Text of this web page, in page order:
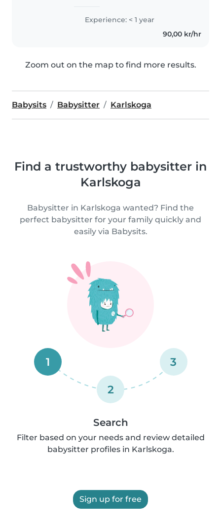
Jag går på gymnasiet på
programmet vård och omsorg 1
året. På fritiden är jag mycket..
Experience: < 1 year
90,00 kr/hr
Zoom out on the map to find more results.
Babysits Babysitter Karlskoga
Find a trustworthy babysitter in
Karlskoga
Babysitter in Karlskoga wanted? Find the
perfect babysitter for your family quickly and
easily via Babysits.
1
2
3
Search
Filter based on your needs and review detailed
babysitter profiles in Karlskoga.
Sign up for free